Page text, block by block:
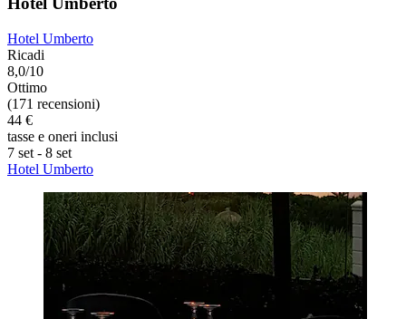
Hotel Umberto
Ricadi
8,0/10
Ottimo
(171 recensioni)
44 €
tasse e oneri inclusi
7 set - 8 set
Hotel Umberto